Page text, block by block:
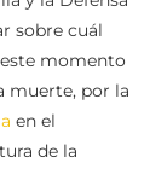
sobre cuál
momento
muerte, por la
en el
de la